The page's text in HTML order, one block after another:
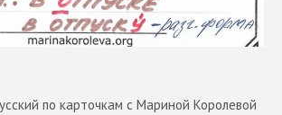
по карточкам с Мариной Королевой